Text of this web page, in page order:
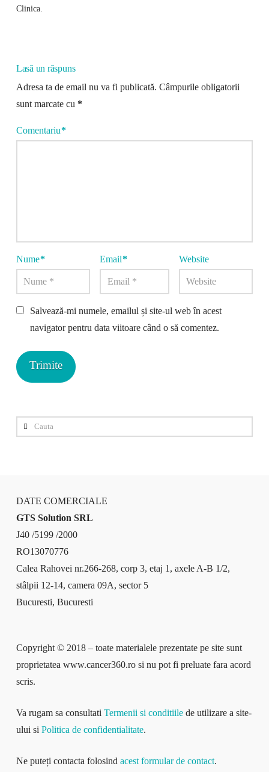
Clinica.
Lasă un răspuns
Adresa ta de email nu va fi publicată. Câmpurile obligatorii
sunt marcate cu *
Comentariu*
Nume* Email* Website
Salvează-mi numele, emailul și site-ul web în acest
navigator pentru data viitoare când o să comentez.
Cauta
DATE COMERCIALE
GTS Solution SRL
J40 /5199 /2000
RO13070776
Calea Rahovei nr.266-268, corp 3, etaj 1, axele A-B 1/2,
stâlpii 12-14, camera 09A, sector 5
Bucuresti, Bucuresti
Copyright © 2018 – toate materialele prezentate pe site sunt
proprietatea www.cancer360.ro si nu pot fi preluate fara acord
scris.
Va rugam sa consultati Termenii si conditiilede utilizare a site-
ului si Politica de confidentialitate.
Ne puteți contacta folosind acest formular de contact.